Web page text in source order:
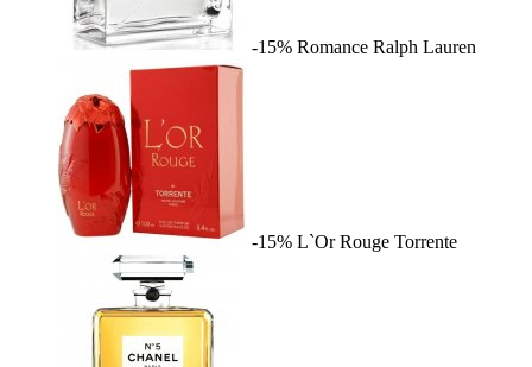
-15% Romance Ralph Lauren
-15% L`Or Rouge Torrente